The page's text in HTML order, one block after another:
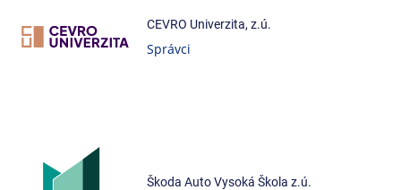
CEVRO Univerzita, z.ú.
Správci
Škoda Auto Vysoká Škola z.ú.